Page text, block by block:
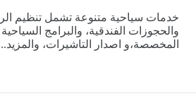
خدمات سياحية متنوعة تشمل تنظيم
والحجوزات الفندقية، والبرامج السياحية
المخصصة،و اصدار التاشيرات، والمزيد..